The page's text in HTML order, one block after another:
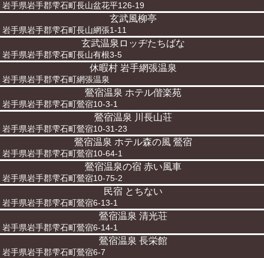
岩手県岩手郡雫石町長山盆花平126-19
玄武風柳亭
岩手県岩手郡雫石町長山網張1-11
玄武温泉ロッヂたちばな
岩手県岩手郡雫石町長山有根3-5
休暇村 岩手網張温泉
岩手県岩手郡雫石町網張温泉
鶯宿温泉 ホテル偕楽苑
岩手県岩手郡雫石町鶯宿10-3-1
鶯宿温泉 川長山荘
岩手県岩手郡雫石町鶯宿10-31-23
鶯宿温泉 ホテル森の風 鶯宿
岩手県岩手郡雫石町鶯宿10-64-1
鶯宿温泉の宿 赤い風車
岩手県岩手郡雫石町鶯宿10-75-2
民宿 とちない
岩手県岩手郡雫石町鶯宿6-13-1
鶯宿温泉 清光荘
岩手県岩手郡雫石町鶯宿6-14-1
鶯宿温泉 長栄館
岩手県岩手郡雫石町鶯宿6-7